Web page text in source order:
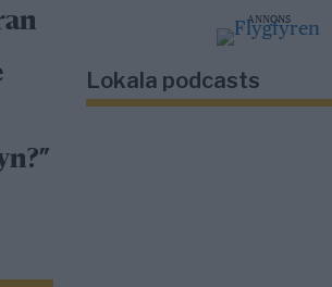
ANNONS
Lokala podcasts